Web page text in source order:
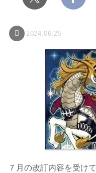
2024.06.25
７月の改訂内容を受け